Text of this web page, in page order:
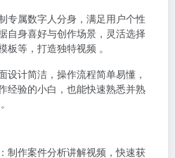
专属数字人分身，满足用户个性
自身喜好与创作场景，灵活选择
板等，打造独特视频 。
设计简洁，操作流程简单易懂，
经验的小白，也能快速熟悉并熟
：制作案件分析讲解视频，快速获